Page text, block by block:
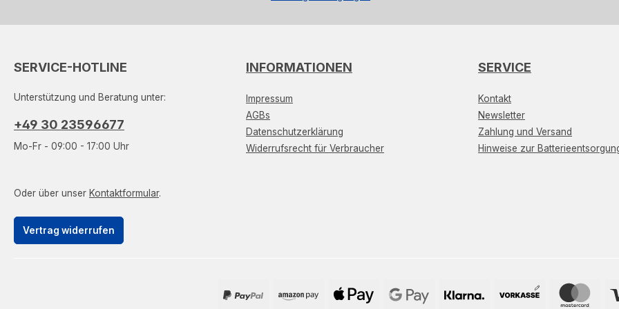
SERVICE-HOTLINE
Unterstützung und Beratung unter:
+49 30 23596677
Mo-Fr - 09:00 - 17:00 Uhr
Oder über unser Kontaktformular.
Vertrag widerrufen
INFORMATIONEN
Impressum
AGBs
Datenschutzerklärung
Widerrufsrecht für Verbraucher
SERVICE
Kontakt
Newsletter
Zahlung und Versand
Hinweise zur